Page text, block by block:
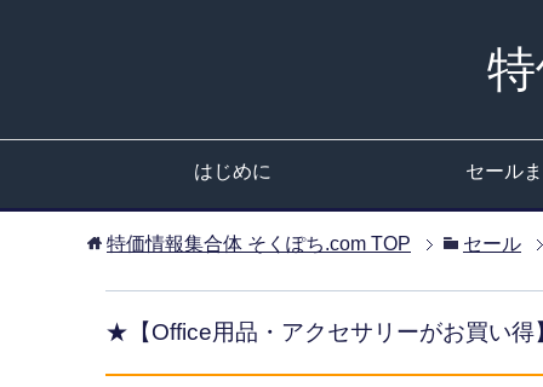
はじめに セール
特価情報集合体 そくぽち.com TOP セール
★【Office用品・アクセサリーがお買い得